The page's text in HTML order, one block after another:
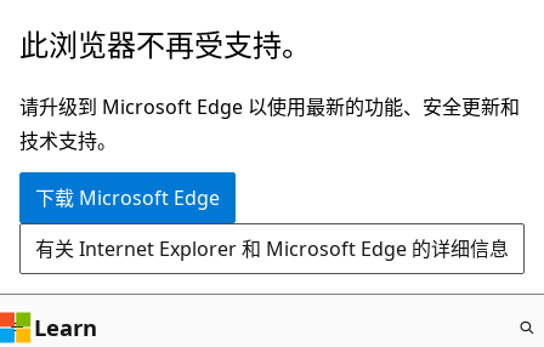
跳
主
要
内
此浏览器不再受支持。
请升级到 Microsoft Edge 以使用最新的功能、安全更新和
技术支持。
下载 Microsoft Edge
有关 Internet Explorer 和 Microsoft Edge 的详细信息
Learn